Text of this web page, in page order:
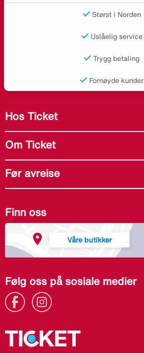
Størst i Norden
Uslåelig service
Trygg betaling
Fornøyde kunder
Hos Ticket
Om Ticket
Før avreise
Finn oss
Våre butikker
Følg oss på sosiale medier